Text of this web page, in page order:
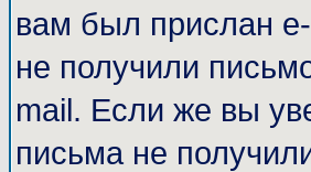
вам был прислан
не получили
mail. Если же вы
письма не